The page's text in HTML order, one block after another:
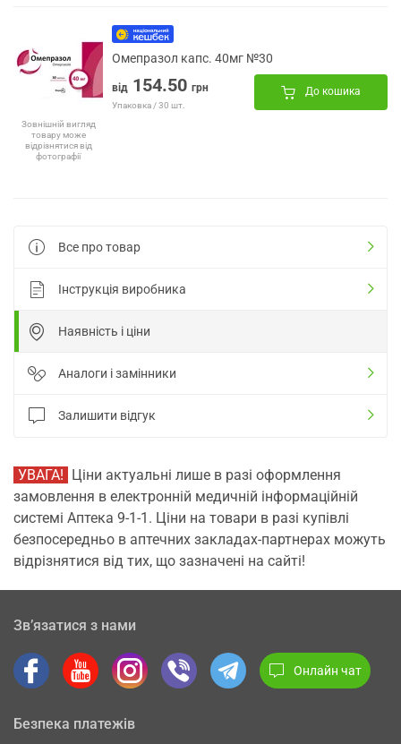
Зовнішній вигляд
товару може
відрізнятися від
фотографії
Омепразол капс. 40мг №30
від 154.50 грн
Упаковка / 30 шт.
До кошика
Все про товар
Інструкція виробника
Наявність і ціни
Аналоги і замінники
Залишити відгук
УВАГА! Ціни актуальні лише в разі оформлення
замовлення в електронній медичній інформаційній
системі Аптека 9-1-1. Ціни на товари в разі купівлі
безпосередньо в аптечних закладах-партнерах можуть
відрізнятися від тих, що зазначені на сайті!
Зв’язатися з нами
Онлайн чат
Безпека платежів